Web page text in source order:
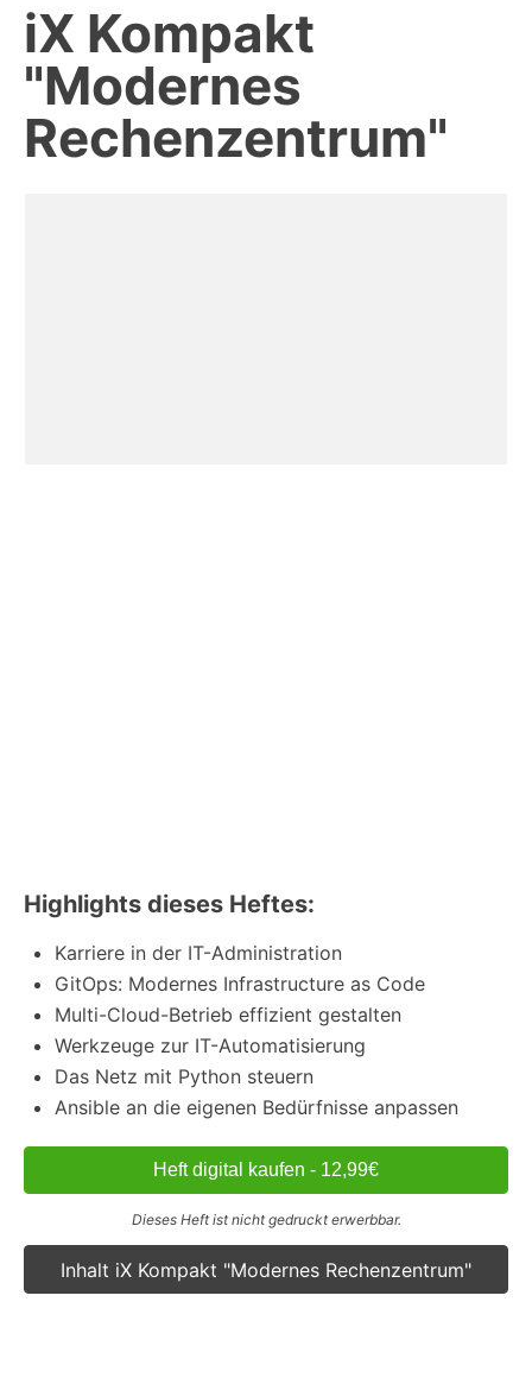
iX Kompakt
"Modernes
Rechenzentrum"
Highlights dieses Heftes:
Karriere in der IT-Administration
GitOps: Modernes Infrastructure as Code
Multi-Cloud-Betrieb effizient gestalten
Werkzeuge zur IT-Automatisierung
Das Netz mit Python steuern
Ansible an die eigenen Bedürfnisse anpassen
Heft digital kaufen - 12,99€
Dieses Heft ist nicht gedruckt erwerbbar.
Inhalt iX Kompakt "Modernes Rechenzentrum"